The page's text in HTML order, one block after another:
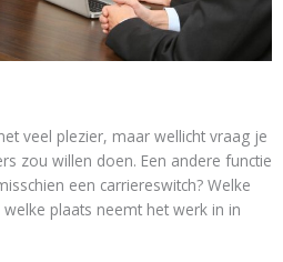
veel plezier, maar wellicht vraag je
zou willen doen. Een andere functie
een carriereswitch? Welke
plaats neemt het werk in in